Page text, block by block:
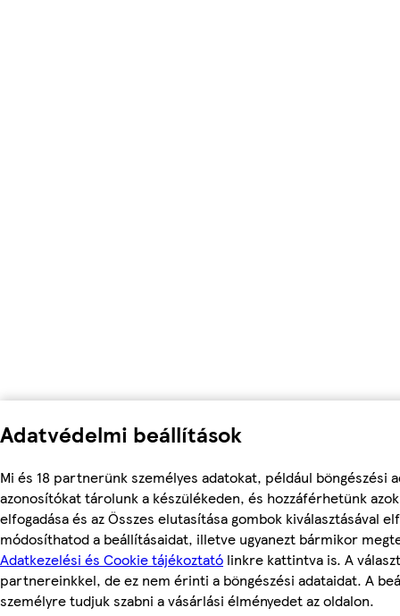
Adatvédelmi beállítások
Mi és 18 partnerünk személyes adatokat, például böngészési
azonosítókat tárolunk a készülékeden, és hozzáférhetünk
elfogadása és az Összes elutasítása gombok kiválasztásával
módosíthatod a beállításaidat, illetve ugyanezt bármikor
Adatkezelési és Cookie tájékoztató linkre kattintva is. A
partnereinkkel, de ez nem érinti a böngészési adataidat. A
személyre tudjuk szabni a vásárlási élményedet az oldalon.